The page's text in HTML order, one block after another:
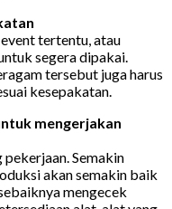
tertentu, atau
segera dipakai.
tersebut juga harus
kesepakatan.
mengerjakan
Semakin
akan semakin baik
mengecek